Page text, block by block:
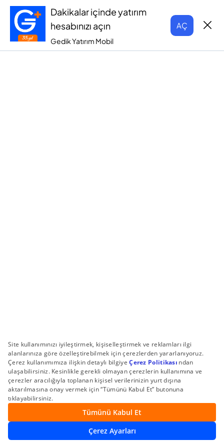
Dakikalar içinde yatırım
hesabınızı açın
Gedik Yatırım Mobil
AÇ